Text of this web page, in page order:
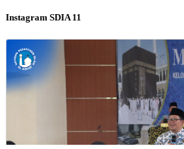
Instagram SDIA 11